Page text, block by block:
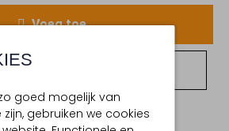
goed mogelijk van
zijn, gebruiken we cookies
Voeg toe
winkelvoorraad
van onze 19 boutiques